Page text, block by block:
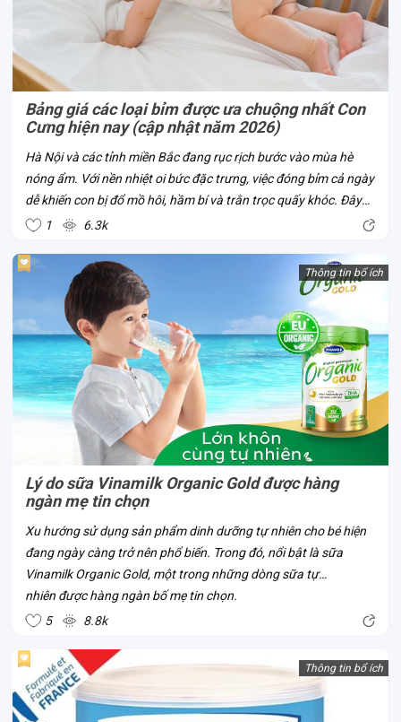
Bảng giá các loại bỉm được ưa chuộng nhất Con
Cưng hiện nay (cập nhật năm 2026)
Hà Nội và các tỉnh miền Bắc đang rục rịch bước vào mùa hè
nóng ẩm. Với nền nhiệt oi bức đặc trưng, việc đóng bỉm cả ngày
dễ khiến con bị đổ mồ hôi, hầm bí và trằn trọc quấy khóc. Đây
chính là thời điểm chuẩn nhất để mẹ cân nhắc đổi bỉm từ dày
1 6.3k
Thông tin bổ ích
Lý do sữa Vinamilk Organic Gold được hàng
ngàn mẹ tin chọn
Xu hướng sử dụng sản phẩm dinh dưỡng tự nhiên cho bé hiện
đang ngày càng trở nên phổ biến. Trong đó, nổi bật là sữa
Vinamilk Organic Gold, một trong những dòng sữa tự
nhiên được hàng ngàn bố mẹ tin chọn.
5
8.8k
Thông tin bổ ích